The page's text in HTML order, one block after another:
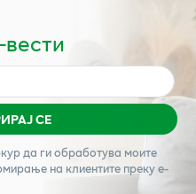
СЕ
да ги обработува моите
на клиентите преку е-